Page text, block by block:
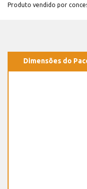
Produto vendido por
Dimensões do